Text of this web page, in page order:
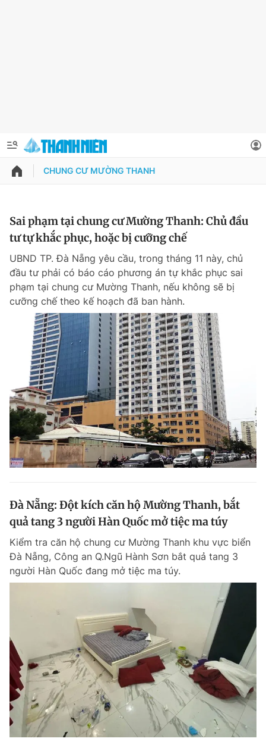
QUẢNG CÁO
Chuyên mục khác
Chào ngày mới Tin 24h
Tin thị trường Tin 360
Video Magazine
Sản phẩm khác
Tiện ích Bạn cần biết
Đọc Thanh Niên trên điện thoại
Theo dõi báo trên
Hotline
0906 645 777
Liên hệ quảng cáo
0908 780 404
Đặt báo Quảng cáo RSS Tòa soạn Chính sách bảo
Thông tin tài khoản
Đổi mật khẩu
Tin đã lưu
Tin đã xem
Đăng xuất
CHUNG CƯ MƯỜNG THANH
Sai phạm tại chung cư Mường Thanh: Chủ đầu
tư tự khắc phục, hoặc bị cưỡng chế
UBND TP. Đà Nẵng yêu cầu, trong tháng 11 này, chủ
đầu tư phải có báo cáo phương án tự khắc phục sai
phạm tại chung cư Mường Thanh, nếu không sẽ bị
cưỡng chế theo kế hoạch đã ban hành.
Đà Nẵng: Đột kích căn hộ Mường Thanh, bắt
quả tang 3 người Hàn Quốc mở tiệc ma túy
Kiểm tra căn hộ chung cư Mường Thanh khu vực biển
Đà Nẵng, Công an Q.Ngũ Hành Sơn bắt quả tang 3
người Hàn Quốc đang mở tiệc ma túy.